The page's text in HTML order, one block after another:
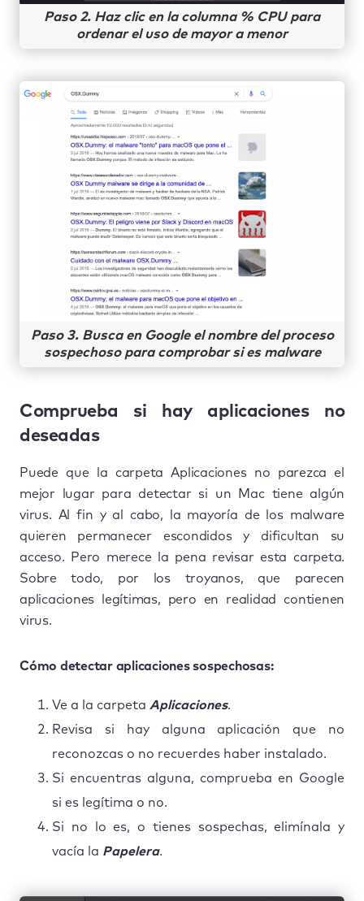
Paso 2. Haz clic en la columna % CPU para
ordenar el uso de mayor a menor
Paso 3. Busca en Google el nombre del proceso
sospechoso para comprobar si es malware
Comprueba si hay aplicaciones no
deseadas
Puede que la carpeta Aplicaciones no parezca el
mejor lugar para detectar si un Mac tiene algún
virus. Al fin y al cabo, la mayoría de los malware
quieren permanecer escondidos y dificultan su
acceso. Pero merece la pena revisar esta carpeta.
Sobre todo, por los troyanos, que parecen
aplicaciones legítimas, pero en realidad contienen
virus.
Cómo detectar aplicaciones sospechosas:
Ve a la carpeta Aplicaciones.
Revisa si hay alguna aplicación que no
reconozcas o no recuerdes haber instalado.
Si encuentras alguna, comprueba en Google
si es legítima o no.
Si no lo es, o tienes sospechas, elimínala y
vacía la Papelera.